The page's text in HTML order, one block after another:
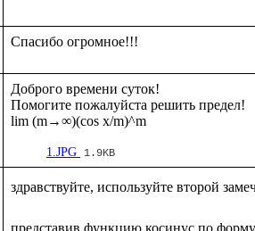
Доброго времени суток!
Помогите пожалуйста решить предел!
1.JPG 1.9KB
здравствуйте, используйте второй
представив функцию косинус по